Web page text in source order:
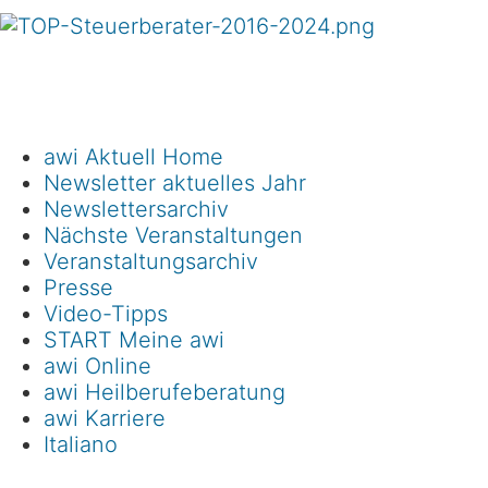
awi Aktuell Home
Newsletter aktuelles Jahr
Newslettersarchiv
Nächste Veranstaltungen
Veranstaltungsarchiv
Presse
Video-Tipps
START Meine awi
awi Online
awi Heilberufeberatung
awi Karriere
Italiano